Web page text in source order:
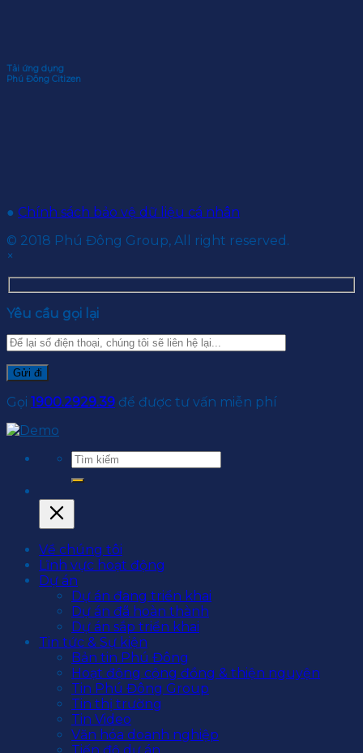
Tải ứng dụng
Phú Đông Citizen
● Chính sách bảo vệ dữ liệu cá nhân
© 2018 Phú Đông Group, All right reserved.
×
Yêu cầu gọi lại
Gọi 1900.2929.39 để được tư vấn miễn phí
Về chúng tôi
Lĩnh vực hoạt động
Dự án
Dự án đang triển khai
Dự án đã hoàn thành
Dự án sắp triển khai
Tin tức & Sự kiện
Bản tin Phú Đông
Hoạt động cộng đồng & thiện nguyện
Tin Phú Đông Group
Tin thị trường
Tin Video
Văn hóa doanh nghiệp